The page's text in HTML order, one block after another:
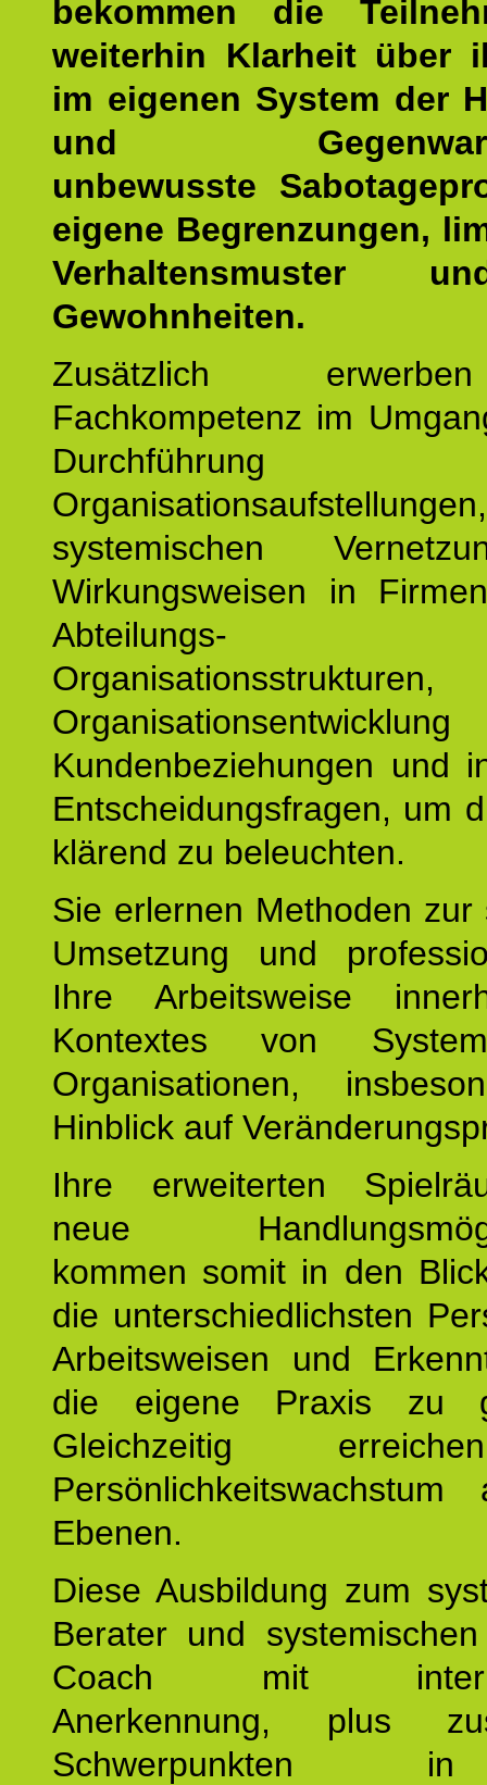
bekommen die
weiterhin Klarheit über
im eigenen System der
und
unbewusste
eigene Begrenzungen,
Verhaltensmuster
Gewohnheiten.
Zusätzlich
Fachkompetenz im
systemischen
Wirkungsweisen in
Abteilungs-
Kundenbeziehungen und
Entscheidungsfragen, um
klärend zu beleuchten.
Sie erlernen Methoden zur
Umsetzung und
Ihre Arbeitsweise
Kontextes von
Organisationen,
Hinblick auf
Ihre erweiterten
neue
kommen somit in den
die unterschiedlichsten
Arbeitsweisen und
die eigene Praxis zu
Gleichzeitig
Ebenen.
Diese Ausbildung zum
Berater und
Coach mit
Anerkennung, plus
Schwerpunkten